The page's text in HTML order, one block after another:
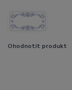
Ohodnotit produkt